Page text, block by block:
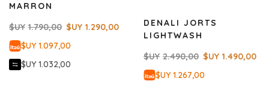
MARRON
$UY 1.790,00 $UY 1.290,00
$UY 1.097,00
$UY 1.032,00
DENALI JORTS
LIGHTWASH
$UY 2.490,00 $UY 1.490,00
$UY 1.267,00